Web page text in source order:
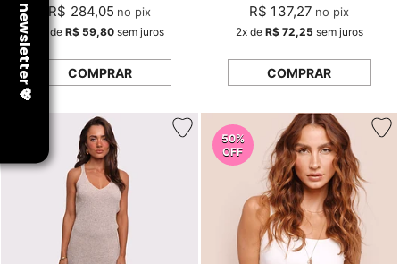
R$ 284,05 no pix
de R$ 59,80sem juros
COMPRAR
R$ 137,27 no pix
2xde R$ 72,25 sem juros
COMPRAR
50%
OFF